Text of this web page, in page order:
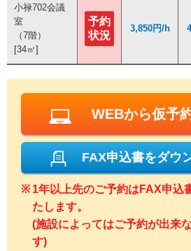
小禄702会議
室
（7階）
[34㎡]
予約
状況
3,850円/h
小禄702会議
室
（7階）
[34㎡]
予約
状況
3,850円/h
WEBから仮予
FAX申込書をダウ
1年以上先のご予約はFAX申込
たします。
(施設によってはご予約が出来
す)